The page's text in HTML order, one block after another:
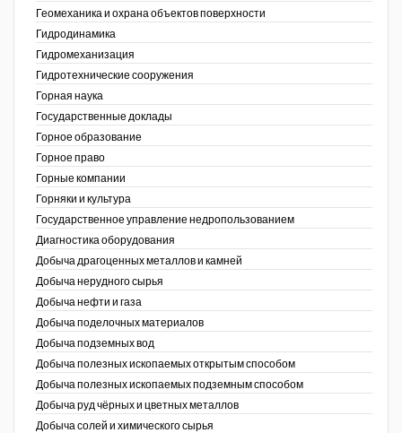
Геомеханика и охрана объектов поверхности
Гидродинамика
Гидромеханизация
Гидротехнические сооружения
Горная наука
Государственные доклады
Горное образование
Горное право
Горные компании
Горняки и культура
Государственное управление недропользованием
Диагностика оборудования
Добыча драгоценных металлов и камней
Добыча нерудного сырья
Добыча нефти и газа
Добыча поделочных материалов
Добыча подземных вод
Добыча полезных ископаемых открытым способом
Добыча полезных ископаемых подземным способом
Добыча руд чёрных и цветных металлов
Добыча солей и химического сырья
Разведка и охрана недр
Стандарт качества
Сфера. Нефть и газ
Уголь
Уголь Кузбасса
Химагрегаты
Электроэнергия. Передача и
распределение
Coal People Magazine